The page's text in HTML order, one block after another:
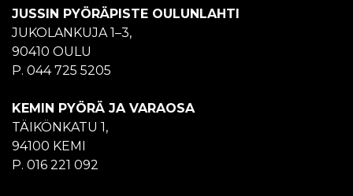
JUSSIN PYÖRÄPISTE OULUNLAHTI
JUKOLANKUJA 1–3,
90410 OULU
P. 044 725 5205
KEMIN PYÖRÄ JA VARAOSA
TÄIKÖNKATU 1,
94100 KEMI
P. 016 221 092